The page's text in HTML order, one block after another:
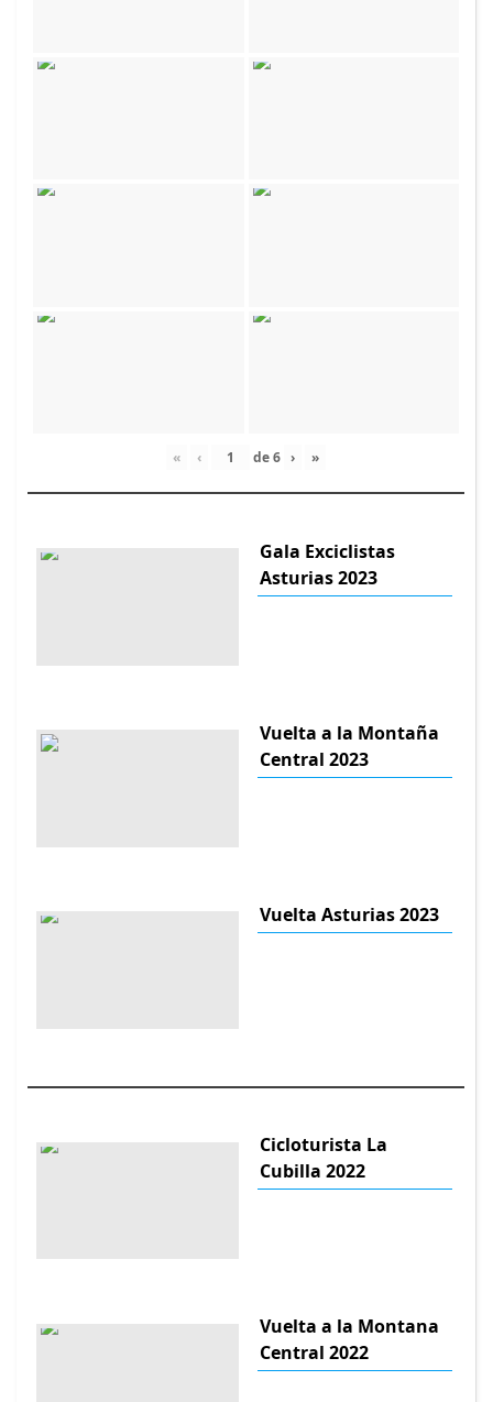
« ‹ de6 › »
Gala Exciclistas
Asturias 2023
Vuelta a la Montaña
Central 2023
Vuelta Asturias 2023
Cicloturista La
Cubilla 2022
Vuelta a la Montana
Central 2022